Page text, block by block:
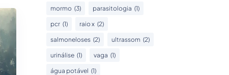
mormo (3) parasitologia (1)
pcr (1) raio x (2)
salmoneloses (2) ultrassom (2)
urinálise (1) vaga (1)
água potável (1)